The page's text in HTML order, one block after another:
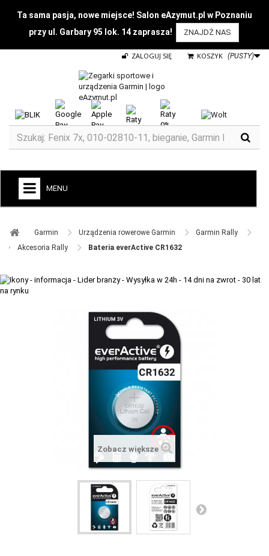
Ta sama pasja, nowe miejsce! Salon eAzymut.pl w Poznaniu
przy ul. Garbary 95 lok. 14 zaprasza!
ZNAJDŹ NAS
KOSZYK (PUSTY)
ZALOGUJ SIĘ
MENU
ZEGARKI DO BIEGANIA
TACX
OBAKU DENMARK ZEGARKI
Garmin ​ Urządzenia rowerowe Garmin ​
Garmin Rally ​
Akcesoria Rally ​
Bateria everActive CR1632
Zobacz większe